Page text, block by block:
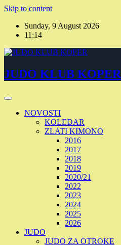
Skip to content
Sunday, 9 August 2026
11:14
JUDO KLUB KOPER
NOVOSTI
KOLEDAR
ZLATI KIMONO
2016
2017
2018
2019
2020/21
2022
2023
2024
2025
2026
JUDO
JUDO ZA OTROKE